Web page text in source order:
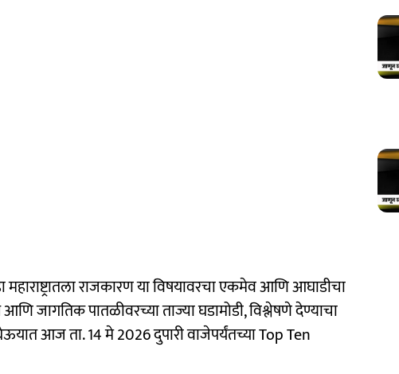
महाराष्ट्रातला राजकारण या विषयावरचा एकमेव आणि आघाडीचा
जागतिक पातळीवरच्या ताज्या घडामोडी, विश्लेषणे देण्याचा
आज ता. 14 मे 2026 दुपारी वाजेपर्यंतच्या Top Ten